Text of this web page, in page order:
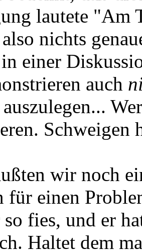
lautete "Am
nichts
einer
auch
Schweigen
wir noch
für einen
fies, und er
Haltet dem